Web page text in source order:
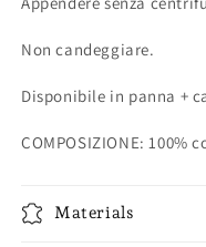
Non candeggiare.
Disponibile in panna +
COMPOSIZIONE: 100%
Materials